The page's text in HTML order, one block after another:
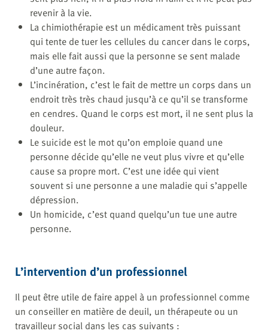
revenir à la vie.
La chimiothérapie est un médicament très puissant
qui tente de tuer les cellules du cancer dans le corps,
mais elle fait aussi que la personne se sent malade
d’une autre façon.
L’incinération, c’est le fait de mettre un corps dans un
endroit très très chaud jusqu’à ce qu’il se transforme
en cendres. Quand le corps est mort, il ne sent plus la
douleur.
Le suicide est le mot qu’on emploie quand une
personne décide qu’elle ne veut plus vivre et qu’elle
cause sa propre mort. C’est une idée qui vient
souvent si une personne a une maladie qui s’appelle
dépression.
Un homicide, c’est quand quelqu’un tue une autre
personne.
L’intervention d’un professionnel
Il peut être utile de faire appel à un professionnel comme
un conseiller en matière de deuil, un thérapeute ou un
travailleur social dans les cas suivants :